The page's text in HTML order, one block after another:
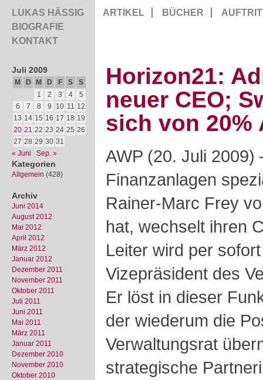
LUKAS HÄSSIG
BIOGRAFIE
KONTAKT
ARTIKEL BÜCHER
Juli 2009
M D M D F S
S
1
2 3 4
5
6
7 8 9 10 11 12
13 14 15 16 17 18 19
20 21 22 23 24 25 26
27 28 29 30 31
« Juni
Sep. »
Kategorien
Allgemein (428)
Archiv
Juni 2014
August 2012
Mai 2012
April 2012
März 2012
Januar 2012
Dezember 2011
November 2011
Oktober 2011
Juli 2011
Juni 2011
Mai 2011
März 2011
Januar 2011
Dezember 2010
November 2010
Oktober 2010
Horizon21:
neuer CEO;
sich von 20%
AWP (20. Juli 2009)
Finanzanlagen
Rainer-Marc Frey
hat, wechselt ihren
Leiter wird per
Vizepräsident des
Er löst in dieser
der wiederum die
Verwaltungsrat
strategische